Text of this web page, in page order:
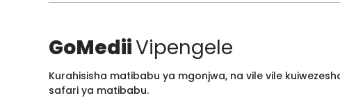
GoMediiVipengele
Kurahisisha matibabu ya mgonjwa, na vile vile
safari ya matibabu.